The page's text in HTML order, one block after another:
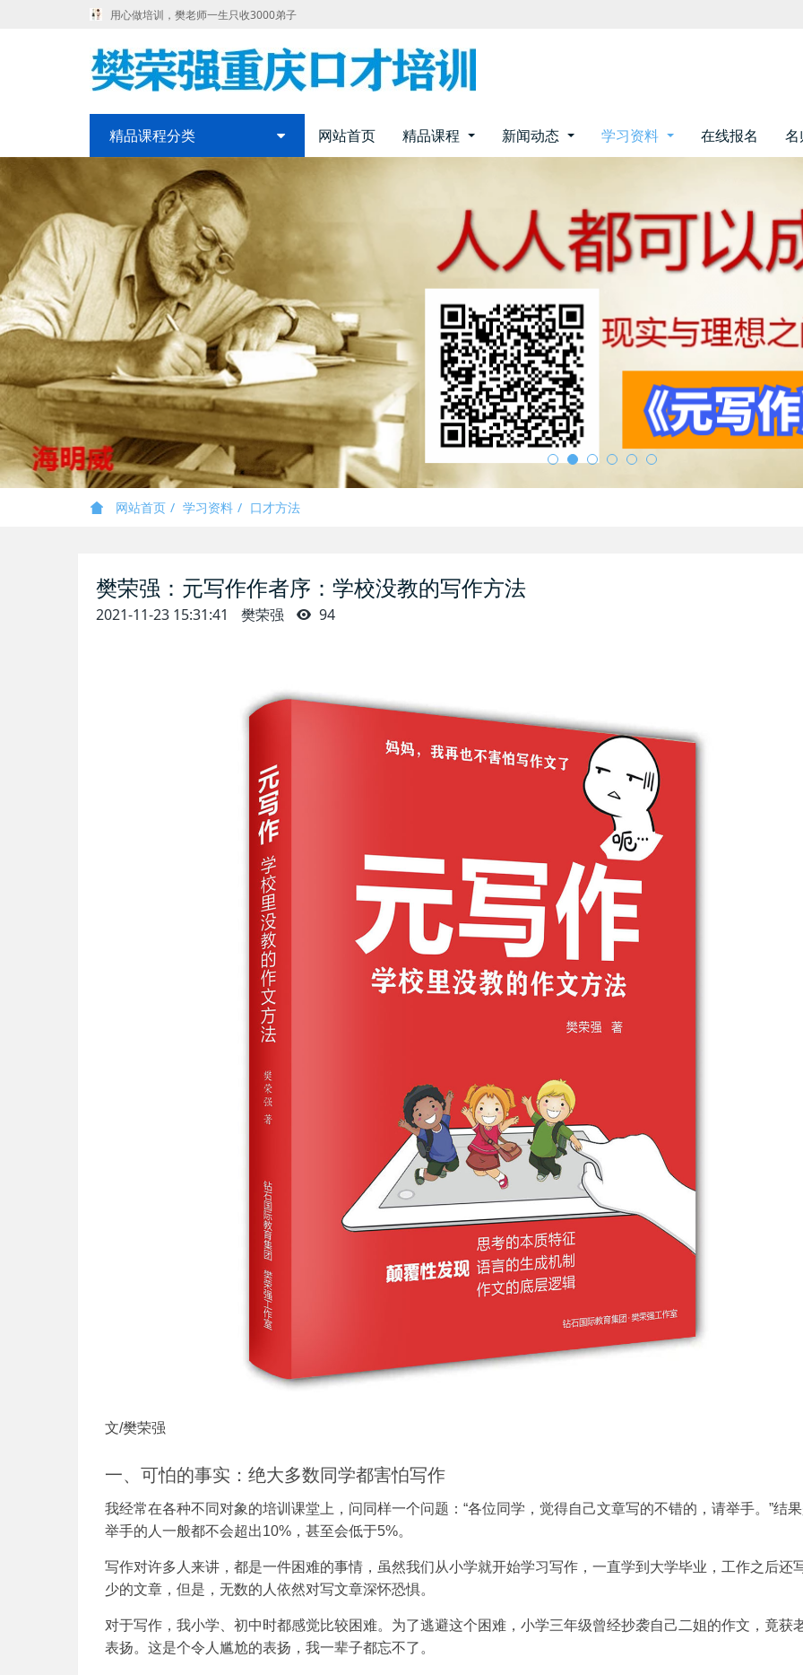
用心做培训，樊老师一生只收3000弟子
精品课程分类 网站首页 精品课程 新闻动态 学习资料 在线报名 名
网站首页 学习资料 口才方法
樊荣强：元写作作者序：学校没教的写作方法
2021-11-23 15:31:41 樊荣强 94
文/樊荣强
一、可怕的事实：绝大多数同学都害怕写作
我经常在各种不同对象的培训课堂上，问同样一个问题：“各位同学，觉得自己文章写的不错的，请举手。”结果
举手的人一般都不会超出10%，甚至会低于5%。
写作对许多人来讲，都是一件困难的事情，虽然我们从小学就开始学习写作，一直学到大学毕业，工作之后还
少的文章，但是，无数的人依然对写文章深怀恐惧。
对于写作，我小学、初中时都感觉比较困难。为了逃避这个困难，小学三年级曾经抄袭自己二姐的作文，竟获
表扬。这是个令人尴尬的表扬，我一辈子都忘不了。